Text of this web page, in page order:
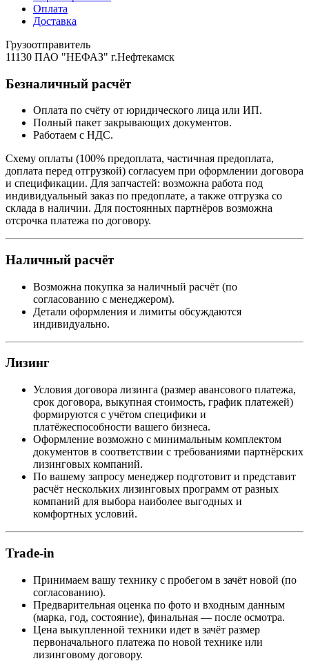
Оплата
Доставка
Грузоотправитель
11130 ПАО "НЕФАЗ" г.Нефтекамск
Безналичный расчёт
Оплата по счёту от юридического лица или ИП.
Полный пакет закрывающих документов.
Работаем с НДС.
Схему оплаты (100% предоплата, частичная предоплата,
доплата перед отгрузкой) согласуем при оформлении договора
и спецификации. Для запчастей: возможна работа под
индивидуальный заказ по предоплате, а также отгрузка со
склада в наличии. Для постоянных партнёров возможна
отсрочка платежа по договору.
Наличный расчёт
Возможна покупка за наличный расчёт (по
согласованию с менеджером).
Детали оформления и лимиты обсуждаются
индивидуально.
Лизинг
Условия договора лизинга (размер авансового платежа,
срок договора, выкупная стоимость, график платежей)
формируются с учётом специфики и
платёжеспособности вашего бизнеса.
Оформление возможно с минимальным комплектом
документов в соответствии с требованиями партнёрских
лизинговых компаний.
По вашему запросу менеджер подготовит и представит
расчёт нескольких лизинговых программ от разных
компаний для выбора наиболее выгодных и
комфортных условий.
Trade-in
Принимаем вашу технику с пробегом в зачёт новой (по
согласованию).
Предварительная оценка по фото и входным данным
(марка, год, состояние), финальная — после осмотра.
Цена выкупленной техники идет в зачёт размер
первоначального платежа по новой технике или
лизинговому договору.